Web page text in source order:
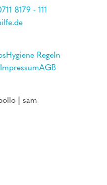
8179 - 111
Hygiene Regeln
ImpressumAGB
| sam